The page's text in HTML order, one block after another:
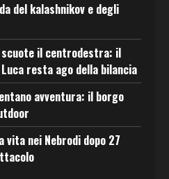
del kalashnikov e degli
scuote il centrodestra: il
resta ago della bilancia
avventura: il borgo
vita nei Nebrodi dopo 27